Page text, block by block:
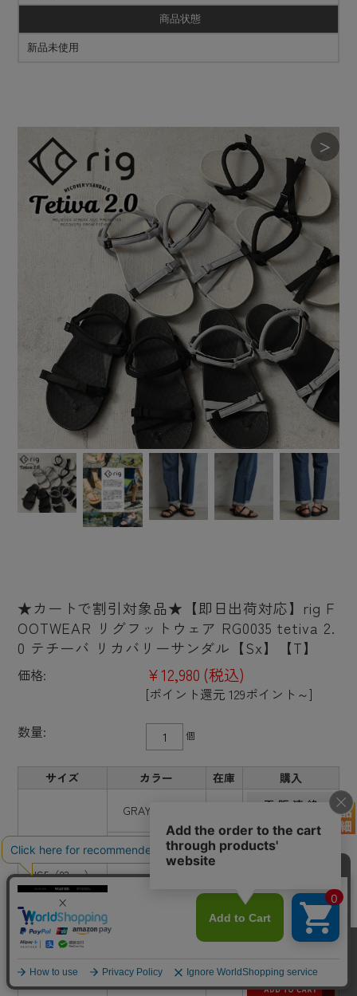
商品状態
新品未使用
＞
★カートで割引対象品★【即日出荷対応】rig F
OOTWEAR リグフットウェア RG0035 tetiva 2.
0 テチーバ リカバリーサンダル【Sx】【T】
価格: ¥12,980 (税込)
[ポイント還元 129ポイント～]
数量:
個
サイズ カラー 在庫 購入
US5（23cm）
GRAY×GRAY
BLACK×GRAY ×
×
BLACK×BLACK ×
GRAY×GRAY ○